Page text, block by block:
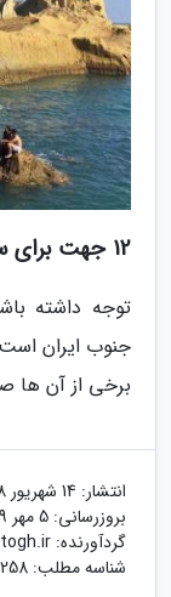
12 جهت برای سفر به جنوب ایران
توجه داشته
جنوب ایران
برخی از آن ها
انتشار: 14 شهریور 1398
بروزرسانی: 5 مهر 1399
گردآورنده:
شناسه مطلب: 258